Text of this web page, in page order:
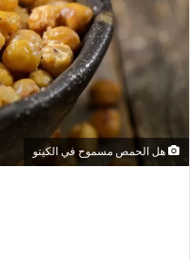
هل الحمص مسموح في الكيتو